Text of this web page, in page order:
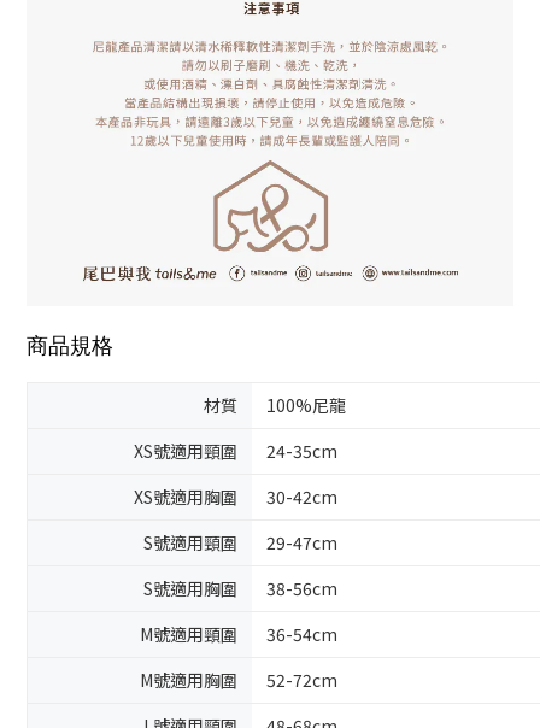
商品規格
材質
100%尼龍
XS號適用頸圍
24-35cm
XS號適用胸圍
30-42cm
S號適用頸圍
29-47cm
S號適用胸圍
38-56cm
M號適用頸圍
36-54cm
M號適用胸圍
52-72cm